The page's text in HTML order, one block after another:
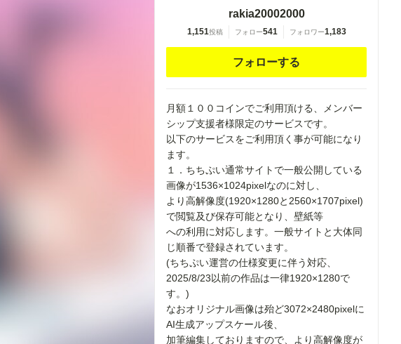
rakia20002000
1,151投稿 フォロー541 フォロワー1,183
フォローする
月額１００コインでご利用頂ける、メンバー
シップ支援者様限定のサービスです。
以下のサービスをご利用頂く事が可能になり
ます。
１．ちちぷい通常サイトで一般公開している
画像が1536×1024pixelなのに対し、
より高解像度(1920×1280と2560×1707pixel)
で閲覧及び保存可能となり、壁紙等
への利用に対応します。一般サイトと大体同
じ順番で登録されています。
(ちちぷい運営の仕様変更に伴う対応、
2025/8/23以前の作品は一律1920×1280で
す。)
なおオリジナル画像は殆ど3072×2480pixelに
AI生成アップスケール後、
加筆編集しておりますので、より高解像度が